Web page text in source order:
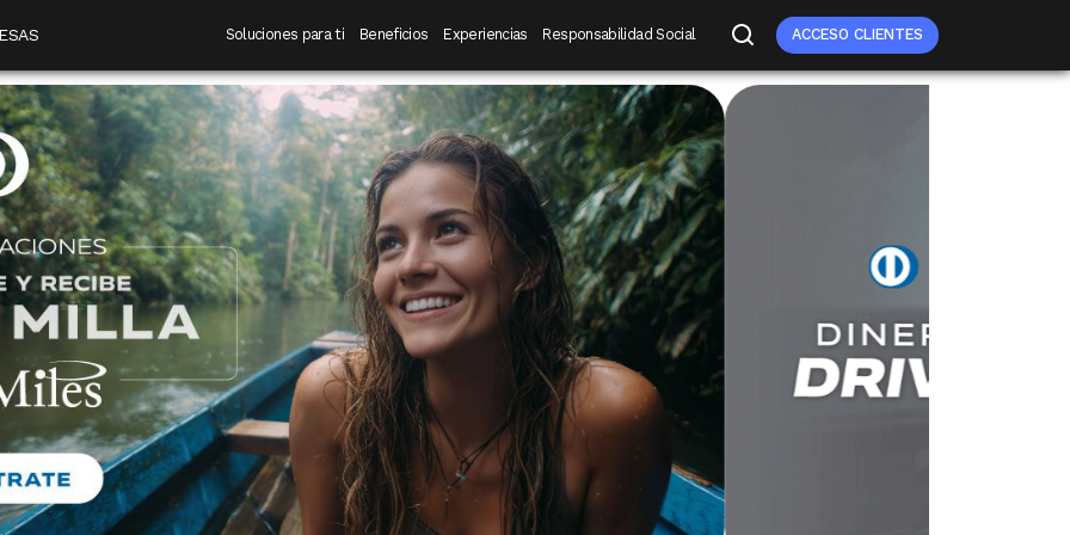
Navegación principal
Soluciones para ti Beneficios Experiencias Responsabilidad Social ACCESO CLIENTES